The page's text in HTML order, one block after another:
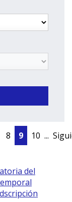
8 9 10 ...
del